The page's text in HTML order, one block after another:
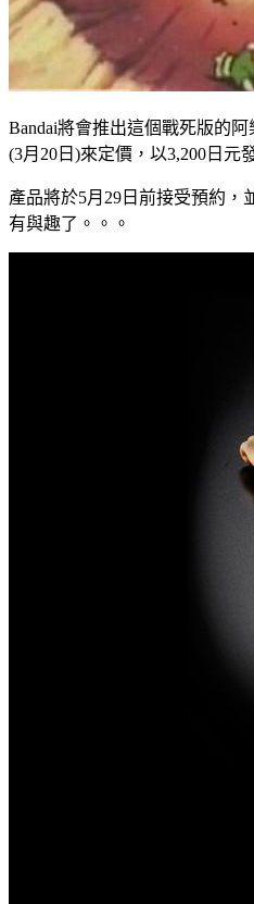
Bandai將會推出這個戰死版的
(3月20日)來定價，以3,200日元
產品將於5月29日前接受預約，
有與趣了。。。